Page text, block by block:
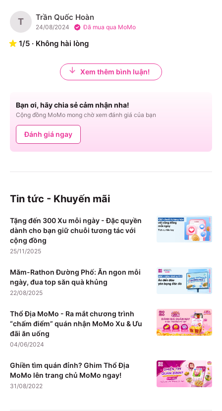
T Trần Quốc Hoàn
24/08/2024 Đã mua qua MoMo
1/5 · Không hài lòng
Xem thêm bình luận!
Bạn ơi, hãy chia sẻ cảm nhận nha!
Cộng đồng MoMo mong chờ xem đánh giá của bạn
Đánh giá ngay
Tin tức - Khuyến mãi
Tặng đến 300 Xu mỗi ngày - Đặc quyền
dành cho bạn giữ chuỗi tương tác với
cộng đồng
25/11/2025
Măm-Rathon Đường Phố: Ăn ngon mỗi
ngày, đua top săn quà khủng
22/08/2025
Thổ Địa MoMo - Ra mắt chương trình
“chấm điểm” quán nhận MoMo Xu & Ưu
đãi ăn uống
04/06/2024
Ghiền tìm quán đỉnh? Ghim Thổ Địa
MoMo lên trang chủ MoMo ngay!
31/08/2022